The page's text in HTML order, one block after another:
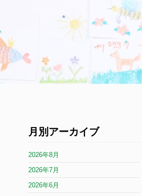
月別アーカイブ
2026年8月
2026年7月
2026年6月